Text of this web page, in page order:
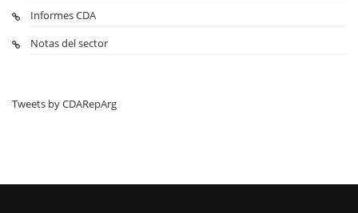
Informes CDA
Notas del sector
Tweets by CDARepArg